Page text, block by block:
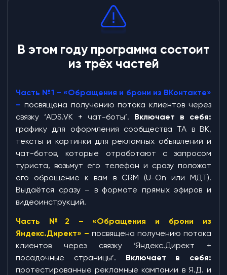
В этом году программа состоит
из трёх частей
Часть №1 – «Обращения и брони из ВКонтакте»
– посвящена получению потока клиентов через
связку ‘ADS.VK + чат-боты’. Включает в себя:
графику для оформления сообщества ТА в ВК,
тексты и картинки для рекламных объявлений и
чат-ботов, которые отработают с запросом
туриста, возьмут его телефон и сразу положат
его обращение к вам в CRM (U-On или МДТ).
Выдаётся сразу – в формате прямых эфиров и
видеоинструкций.
Часть №2 – «Обращения и брони из
Яндекс.Директ» – посвящена получению потока
клиентов через связку ‘Яндекс.Директ +
посадочные страницы’. Включает в себя:
протестированные рекламные кампании в Я.Д. и